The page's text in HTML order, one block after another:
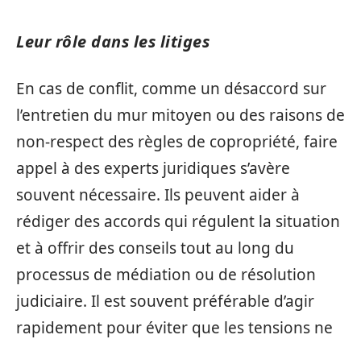
Leur rôle dans les litiges
En cas de conflit, comme un désaccord sur
l’entretien du mur mitoyen ou des raisons de
non-respect des règles de copropriété, faire
appel à des experts juridiques s’avère
souvent nécessaire. Ils peuvent aider à
rédiger des accords qui régulent la situation
et à offrir des conseils tout au long du
processus de médiation ou de résolution
judiciaire. Il est souvent préférable d’agir
rapidement pour éviter que les tensions ne